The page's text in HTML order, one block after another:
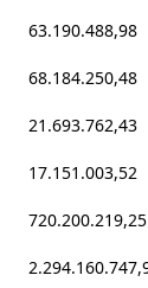
63.190.488,98
68.184.250,48
21.693.762,43
17.151.003,52
720.200.219,25